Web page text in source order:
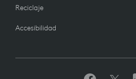
Reciclaje
Accesibilidad